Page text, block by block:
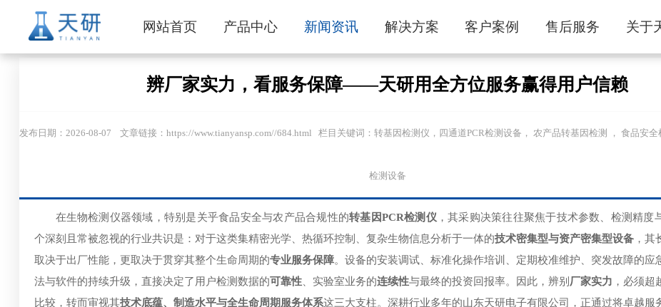
网站首页 产品中心 新闻资讯 解决方案 客户案例 售后服务 关于
辨厂家实力，看服务保障——天研用全方位服务赢得用户信赖
发布日期：2026-08-07 文章链接：https://www.tianyansp.com//684.html 栏目关键词：转基因检测仪，四通道PCR检测设备， 农产品转基因检测 ， 食品安
检测设备
在生物检测仪器领域，特别是关乎食品安全与农产品合规性的转基因PCR检测仪 ，其采购决策往往聚焦于技术参数、检测精度
个深刻且常被忽视的行业共识是：对于这类集精密光学、热循环控制、复杂生物信息分析于一体的技术密集型与资产密集型设备 ，其
取决于出厂性能，更取决于贯穿其整个生命周期的专业服务保障。设备的安装调试、标准化操作培训、定期校准维护、突发故障的应
法与软件的持续升级，直接决定了用户检测数据的可靠性、实验室业务的连续性与最终的投资回报率。因此，辨别 厂家实力 ，必须超
比较，转而审视其技术底蕴、制造水平与全生命周期服务体系这三大支柱。深耕行业多年的山东天研电子有限公司，正通过将卓越服